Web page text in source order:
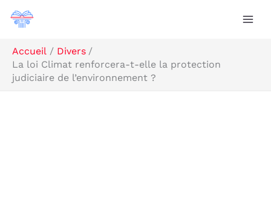
Aller
Accueil
Divers
La loi Climat renforcera-t-elle la protection
judiciaire de l’environnement ?
Rechercher